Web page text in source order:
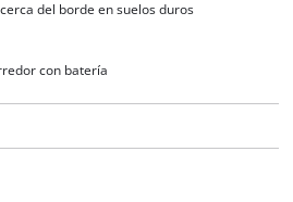
del borde en suelos duros
con batería